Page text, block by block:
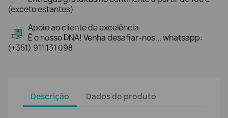
(exceto estantes)
Apoio ao cliente de excelência
É o nosso DNA! Venha desafiar-nos... whatsapp:
(+351) 911 131 098
Descrição Dados do produto